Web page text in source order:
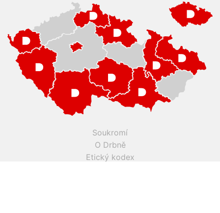
Soukromí
O Drbně
Etický kodex